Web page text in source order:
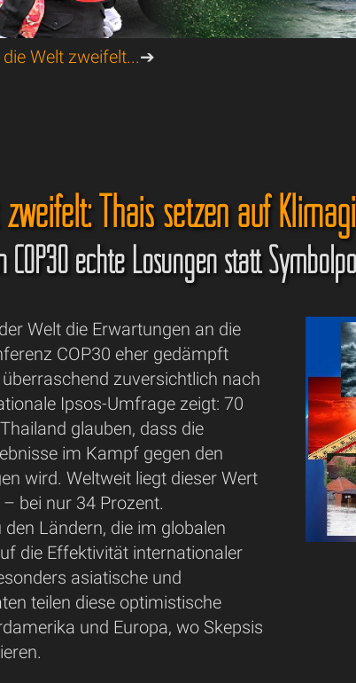
Welt zweifelt...➔
Thais setzen auf
echte Lösungen statt
Welt die Erwartungen an die
COP30 eher gedämpft
zuversichtlich nach
Ipsos-Umfrage zeigt: 70
glauben, dass die
im Kampf gegen den
wird. Weltweit liegt dieser Wert
bei nur 34 Prozent.
Ländern, die im globalen
die Effektivität internationaler
asiatische und
teilen diese optimistische
und Europa, wo Skepsis